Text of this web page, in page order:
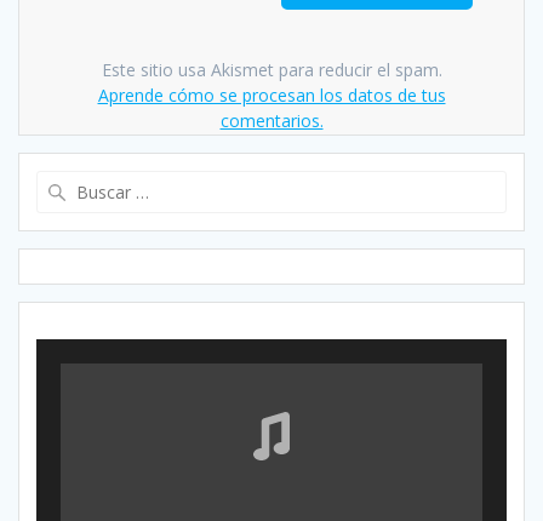
Este sitio usa Akismet para reducir el spam.
Aprende cómo se procesan los datos de tus
comentarios.